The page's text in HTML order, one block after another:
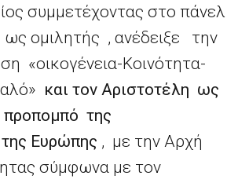
συμμετέχοντας στο πάνελ
ως ομιλητής , ανέδειξε την
«οικογένεια-Κοινότητα-
και τον Αριστοτέλη ως
της
Ευρώπης , με την Αρχή
σύμφωνα με τον